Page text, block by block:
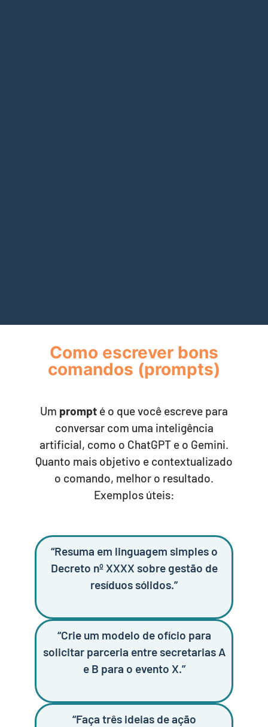
Como escrever bons
comandos (prompts)
Um prompt é o que você escreve para
conversar com uma inteligência
artificial, como o ChatGPT e o Gemini.
Quanto mais objetivo e contextualizado
o comando, melhor o resultado.
Exemplos úteis:
“Resuma em linguagem simples o
Decreto nº XXXX sobre gestão de
resíduos sólidos.”
“Crie um modelo de ofício para
solicitar parceria entre secretarias A
e B para o evento X.”
“Faça três ideias de ação